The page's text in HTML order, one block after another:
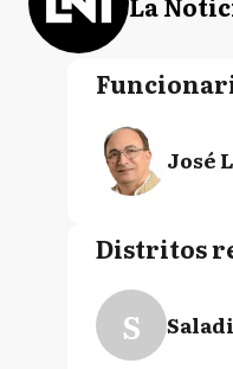
José
Distritos
S